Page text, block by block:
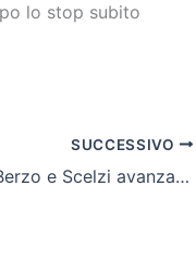
lo stop subito
SUCCESSIVO
Nel tennis Berzo e Scelzi avanzano. Calcio: Lecce fa festa